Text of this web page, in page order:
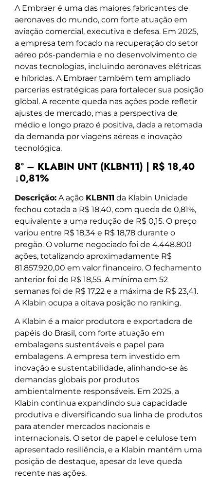
A Embraer é uma das maiores fabricantes de
aeronaves do mundo, com forte atuação em
aviação comercial, executiva e defesa. Em 2025,
a empresa tem focado na recuperação do setor
aéreo pós-pandemia e no desenvolvimento de
novas tecnologias, incluindo aeronaves elétricas
e híbridas. A Embraer também tem ampliado
parcerias estratégicas para fortalecer sua posição
global. A recente queda nas ações pode refletir
ajustes de mercado, mas a perspectiva de
médio e longo prazo é positiva, dada a retomada
da demanda por viagens aéreas e inovação
tecnológica.
8º – KLABIN UNT (KLBN11) | R$ 18,40
↓0,81%
Descrição: A ação KLBN11 da Klabin Unidade
fechou cotada a R$ 18,40, com queda de 0,81%,
equivalente a uma redução de R$ 0,15. O preço
variou entre R$ 18,34 e R$ 18,78 durante o
pregão. O volume negociado foi de 4.448.800
ações, totalizando aproximadamente R$
81.857.920,00 em valor financeiro. O fechamento
anterior foi de R$ 18,55. A mínima em 52
semanas foi de R$ 17,22 e a máxima de R$ 23,41.
A Klabin ocupa a oitava posição no ranking.
A Klabin é a maior produtora e exportadora de
papéis do Brasil, com forte atuação em
embalagens sustentáveis e papel para
embalagens. A empresa tem investido em
inovação e sustentabilidade, alinhando-se às
demandas globais por produtos
ambientalmente responsáveis. Em 2025, a
Klabin continua expandindo sua capacidade
produtiva e diversificando sua linha de produtos
para atender mercados nacionais e
internacionais. O setor de papel e celulose tem
apresentado resiliência, e a Klabin mantém uma
posição de destaque, apesar da leve queda
recente nas ações.